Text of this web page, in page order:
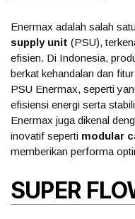
Enermax adalah salah
supply unit (PSU),
efisien. Di Indonesia,
berkat kehandalan dan
PSU Enermax, seperti
efisiensi energi serta
Enermax juga dikenal
inovatif seperti modular
memberikan performa
SUPER